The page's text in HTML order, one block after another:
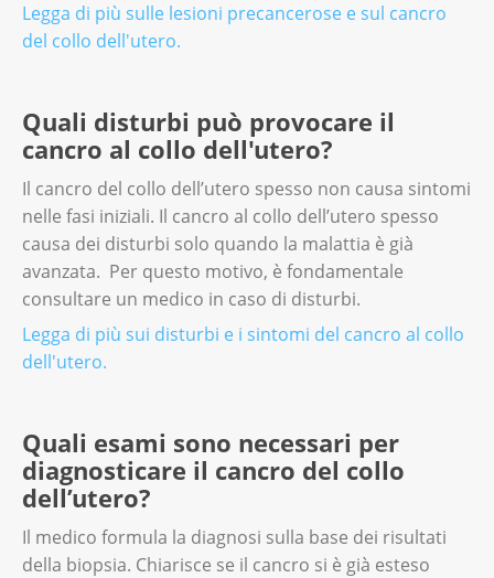
Legga di più sulle lesioni precancerose e sul cancro
del collo dell'utero.
Quali disturbi può provocare il
cancro al collo dell'utero?
Il cancro del collo dell’utero spesso non causa sintomi
nelle fasi iniziali. Il cancro al collo dell’utero spesso
causa dei disturbi solo quando la malattia è già
avanzata. Per questo motivo, è fondamentale
consultare un medico in caso di disturbi.
Legga di più sui disturbi e i sintomi del cancro al collo
dell'utero.
Quali esami sono necessari per
diagnosticare il cancro del collo
dell’utero?
Il medico formula la diagnosi sulla base dei risultati
della biopsia. Chiarisce se il cancro si è già esteso